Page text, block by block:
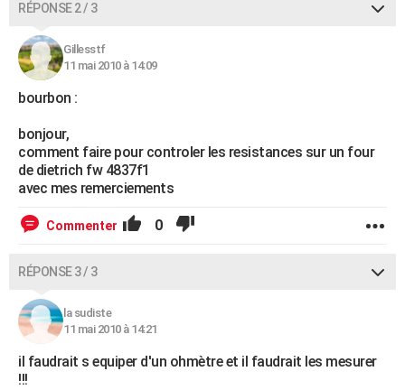
RÉPONSE 2 / 3
Gillesstf
11 mai 2010 à 14:09
bourbon :
bonjour,
comment faire pour controler les resistances sur un four
de dietrich fw 4837f1
avec mes remerciements
Commenter 0
RÉPONSE 3 / 3
la sudiste
11 mai 2010 à 14:21
il faudrait s equiper d'un ohmètre et il faudrait les mesurer
!!!